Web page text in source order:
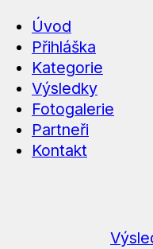
Úvod
Přihláška
Kategorie
Výsledky
Fotogalerie
Partneři
Kontakt